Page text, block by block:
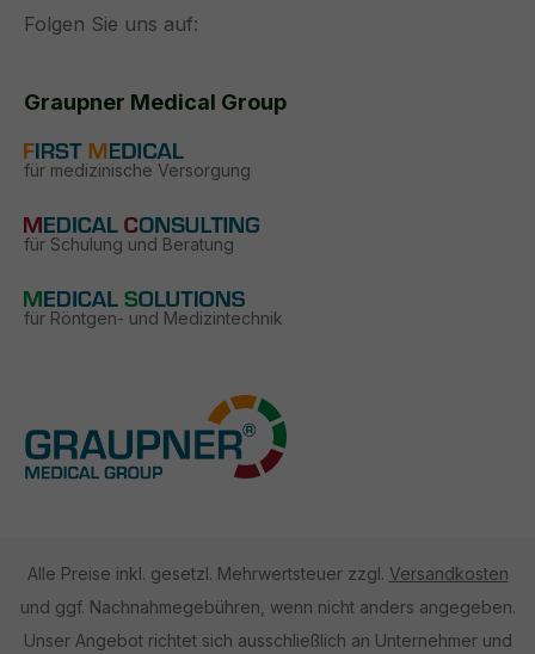
Folgen Sie uns auf:
Graupner Medical Group
für medizinische Versorgung
für Schulung und Beratung
für Röntgen- und Medizintechnik
Alle Preise inkl. gesetzl. Mehrwertsteuer zzgl. Versandkosten
und ggf. Nachnahmegebühren, wenn nicht anders angegeben.
Unser Angebot richtet sich ausschließlich an Unternehmer und